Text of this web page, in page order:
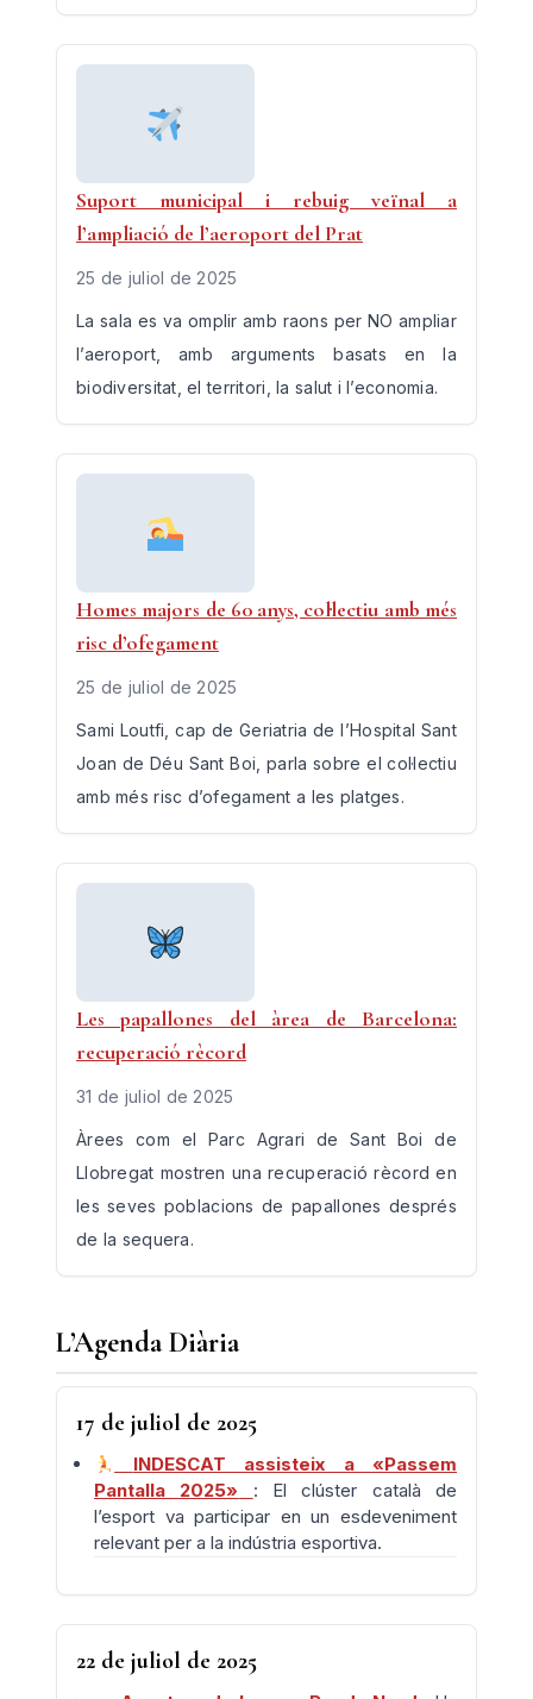
Suport municipal i rebuig veïnal a
l’ampliació de l’aeroport del Prat
25 de juliol de 2025
La sala es va omplir amb raons per NO ampliar
l’aeroport, amb arguments basats en la
biodiversitat, el territori, la salut i l’economia.
Homes majors de 60 anys, col·lectiu amb més
risc d’ofegament
25 de juliol de 2025
Sami Loutfi, cap de Geriatria de l’Hospital Sant
Joan de Déu Sant Boi, parla sobre el col·lectiu
amb més risc d’ofegament a les platges.
Les papallones del àrea de Barcelona:
recuperació rècord
31 de juliol de 2025
Àrees com el Parc Agrari de Sant Boi de
Llobregat mostren una recuperació rècord en
les seves poblacions de papallones després
de la sequera.
L’Agenda Diària
17 de juliol de 2025
INDESCAT assisteix a «Passem
Pantalla 2025»
: El clúster català de
l’esport va participar en un esdeveniment
relevant per a la indústria esportiva.
22 de juliol de 2025